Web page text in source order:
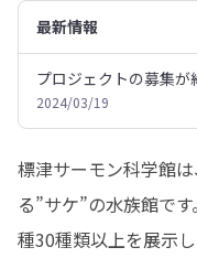
最新情報
プロジェクトの募集が
2024/03/19
標津サーモン科学館
る”サケ”の水族館で
種30種類以上を展示